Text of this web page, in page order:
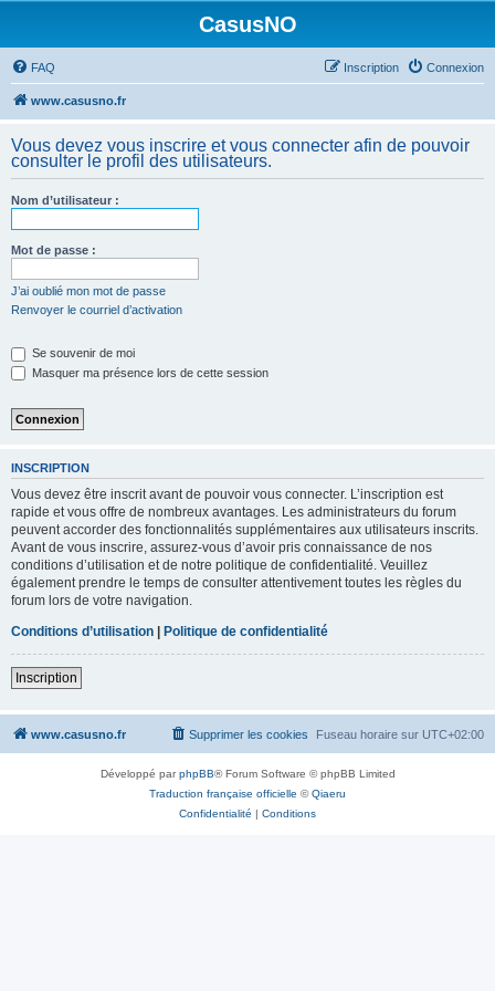
CasusNO
FAQ Connexion
Inscription
www.casusno.fr
Vous devez vous inscrire et vous connecter afin de pouvoir
consulter le profil des utilisateurs.
Nom d’utilisateur :
Mot de passe :
J’ai oublié mon mot de passe
Renvoyer le courriel d’activation
Se souvenir de moi
Masquer ma présence lors de cette session
INSCRIPTION
Vous devez être inscrit avant de pouvoir vous connecter. L’inscription est
rapide et vous offre de nombreux avantages. Les administrateurs du forum
peuvent accorder des fonctionnalités supplémentaires aux utilisateurs inscrits.
Avant de vous inscrire, assurez-vous d’avoir pris connaissance de nos
conditions d’utilisation et de notre politique de confidentialité. Veuillez
également prendre le temps de consulter attentivement toutes les règles du
forum lors de votre navigation.
Conditions d’utilisation | Politique de confidentialité
Inscription
www.casusno.fr Fuseau horaire sur UTC+02:00
Supprimer les cookies
Développé parphpBB® Forum Software © phpBB Limited
Traduction française officielle ©Qiaeru
Confidentialité | Conditions